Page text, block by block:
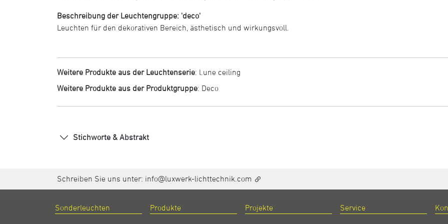
Beschreibung der Leuchtengruppe: 'deco'
Leuchten für den dekorativen Bereich, ästhetisch und wirkungsvoll.
Weitere Produkte aus der Leuchtenserie: l.une ceiling
Weitere Produkte aus der Produktgruppe: Deco
Stichworte & Abstrakt
Schreiben Sie uns unter: info@luxwerk-lichttechnik.com
Sonderleuchten Produkte Projekte Service